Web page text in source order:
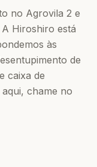
no Agrovila 2 e
Hiroshiro está
às
de
caixa de
chame no